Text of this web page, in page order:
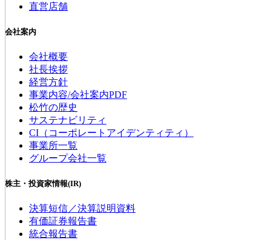
直営店舗
会社案内
会社概要
社長挨拶
経営方針
事業内容/会社案内PDF
松竹の歴史
サステナビリティ
CI（コーポレートアイデンティティ）
事業所一覧
グループ会社一覧
株主・投資家情報(IR)
決算短信／決算説明資料
有価証券報告書
統合報告書